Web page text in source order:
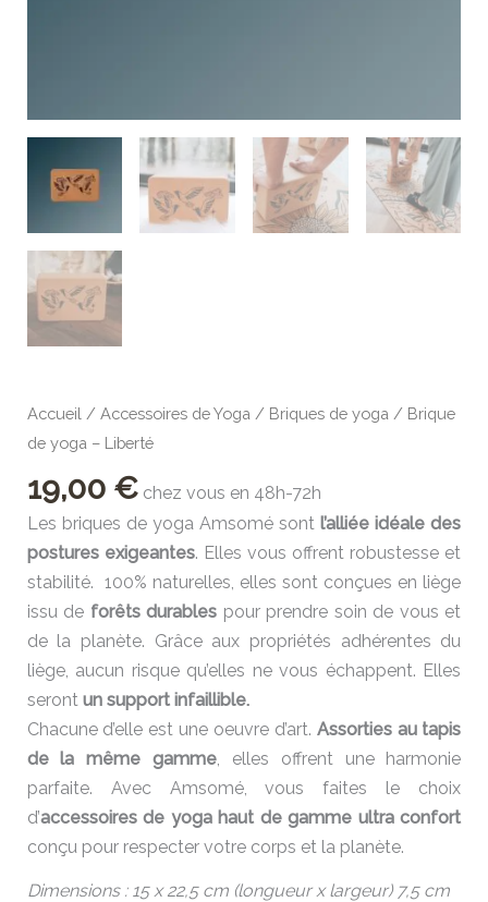
Accueil / Accessoires de Yoga / Briques de yoga / Brique
de yoga – Liberté
19,00 € chez vous en 48h-72h
Les briques de yoga Amsomé sontl’alliée idéale des
postures exigeantes. Elles vous offrent robustesse et
stabilité. 100% naturelles, elles sont conçues en liège
issu de forêts durables pour prendre soin de vous et
de la planète. Grâce aux propriétés adhérentes du
liège, aucun risque qu’elles ne vous échappent. Elles
seront un support infaillible.
Chacune d’elle est une oeuvre d’art. Assorties au tapis
de la même gamme, elles offrent une harmonie
parfaite. Avec Amsomé, vous faites le choix
d’accessoires de yoga haut de gamme ultra confort
conçu pour respecter votre corps et la planète.
Dimensions : 15 x 22,5 cm (longueur x largeur) 7,5 cm